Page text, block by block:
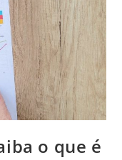
o que é